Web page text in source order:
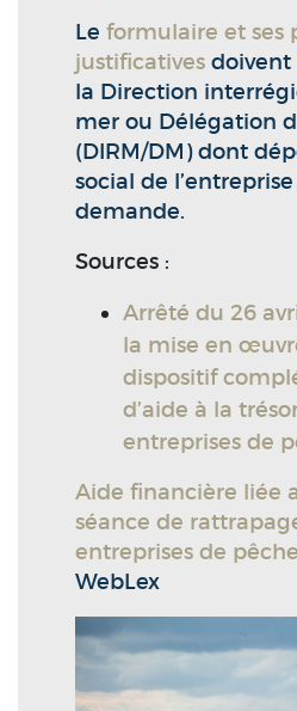
Le formulaire et ses
justificatives doivent
la Direction
mer ou Délégation
(DIRM/DM) dont
social de
demande.
Sources :
Arrêté du 26
la mise en
dispositif
d’aide à la
entreprises de
Aide financière liée
séance de
entreprises de pêche
WebLex